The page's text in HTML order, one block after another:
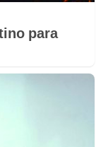
para